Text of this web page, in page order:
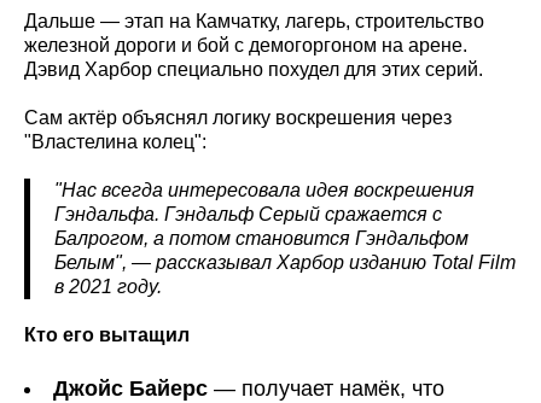
Дальше — этап на Камчатку, лагерь, строительство
железной дороги и бой с демогоргоном на арене.
Дэвид Харбор специально похудел для этих серий.
Сам актёр объяснял логику воскрешения через
"Властелина колец":
"Нас всегда интересовала идея воскрешения
Гэндальфа. Гэндальф Серый сражается с
Балрогом, а потом становится Гэндальфом
Белым", — рассказывал Харбор изданию Total Film
в 2021 году.
Кто его вытащил
Джойс Байерс — получает намёк, что